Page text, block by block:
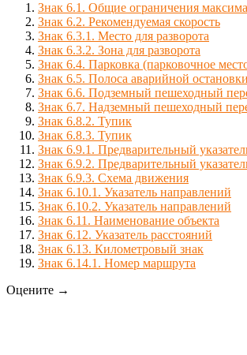
Знак 6.1. Общие ограничения
Знак 6.2. Рекомендуемая скорость
Знак 6.3.1. Место для разворота
Знак 6.3.2. Зона для разворота
Знак 6.4. Парковка (парковочное
Знак 6.5. Полоса аварийной остановки
Знак 6.6. Подземный пешеходный
Знак 6.7. Надземный пешеходный
Знак 6.8.2. Тупик
Знак 6.8.3. Тупик
Знак 6.9.1. Предварительный
Знак 6.9.2. Предварительный
Знак 6.9.3. Схема движения
Знак 6.10.1. Указатель направлений
Знак 6.10.2. Указатель направлений
Знак 6.11. Наименование объекта
Знак 6.12. Указатель расстояний
Знак 6.13. Километровый знак
Знак 6.14.1. Номер маршрута
Оцените →